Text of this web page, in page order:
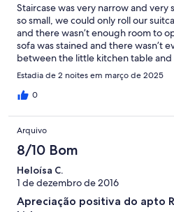
Staircase was very narrow and
so small, we could only roll our
and there wasn’t enough room to
sofa was stained and there wasn’t
between the little kitchen table
We’ve stayed in the old towns of
Estadia de 2 noites em março de 2025
0
Arquivo
8/10 Bom
Heloísa C.
1 de dezembro de 2016
Apreciação positiva do apto